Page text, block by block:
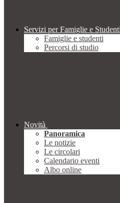
Servizi per Famiglie e Studenti
Famiglie e studenti
Percorsi di studio
Novità
Panoramica
Le notizie
Le circolari
Calendario eventi
Albo online